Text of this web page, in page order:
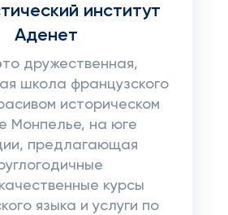
институт
Аденет
дружественная,
школа французского
историческом
Монпелье, на юге
предлагающая
курсы
языка и услуги по